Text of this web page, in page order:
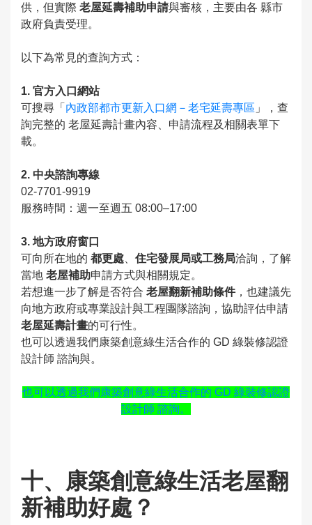
供，但實際 老屋延壽補助申請與審核，主要由各 縣市
政府負責受理。
以下為常見的查詢方式：
1. 官方入口網站
可搜尋「 內政部都市更新入口網－老宅延壽專區 」，查
詢完整的 老屋延壽計畫內容、申請流程及相關表單下
載。
2. 中央諮詢專線
02-7701-9919
服務時間：週一至週五 08:00–17:00
3. 地方政府窗口
可向所在地的 都更處 住宅發展局或工務局洽詢，了解
當地 老屋補助申請方式與相關規定。
若想進一步了解是否符合 老屋翻新補助條件，也建議先
向地方政府或專業設計與工程團隊諮詢，協助評估申請
老屋延壽計畫的可行性。
也可以透過我們康築創意綠生活合作的 GD 綠裝修認證
設計師 諮詢與。
也可以透過我們康築創意綠生活合作的 GD 綠裝修認證
設計師 諮詢。
十、康築創意綠生活老屋翻
新補助好處？